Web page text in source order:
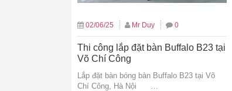
02/06/25 Mr Duy 0
Thi công lắp đặt bàn Buffalo B23 tại
Võ Chí Công
Lắp đặt bàn bóng bàn Buffalo B23 tại Võ
Chí Công, Hà Nội …